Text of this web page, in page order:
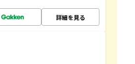
詳細を見る